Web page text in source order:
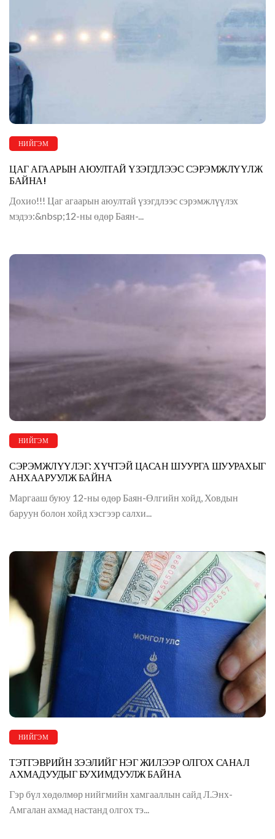
НИЙГЭМ
ЦАГ АГААРЫН АЮУЛТАЙ ҮЗЭГДЛЭЭС СЭРЭМЖЛҮҮЛЖ
БАЙНА!
Дохио!!! Цаг агаарын аюултай үзэгдлээс сэрэмжлүүлэх
мэдээ:&nbsp;12-ны өдөр Баян-...
НИЙГЭМ
СЭРЭМЖЛҮҮЛЭГ: ХҮЧТЭЙ ЦАСАН ШУУРГА ШУУРАХЫГ
АНХААРУУЛЖ БАЙНА
Маргааш буюу 12-ны өдөр Баян-Өлгийн хойд, Ховдын
баруун болон хойд хэсгээр салхи...
НИЙГЭМ
ТЭТГЭВРИЙН ЗЭЭЛИЙГ НЭГ ЖИЛЭЭР ОЛГОХ САНАЛ
АХМАДУУДЫГ БУХИМДУУЛЖ БАЙНА
Гэр бүл хөдөлмөр нийгмийн хамгааллын сайд Л.Энх-
Амгалан ахмад настанд олгох тэ...